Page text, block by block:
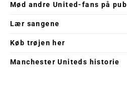
Mød andre United-fans på pub
Lær sangene
Køb trøjen her
Manchester Uniteds historie